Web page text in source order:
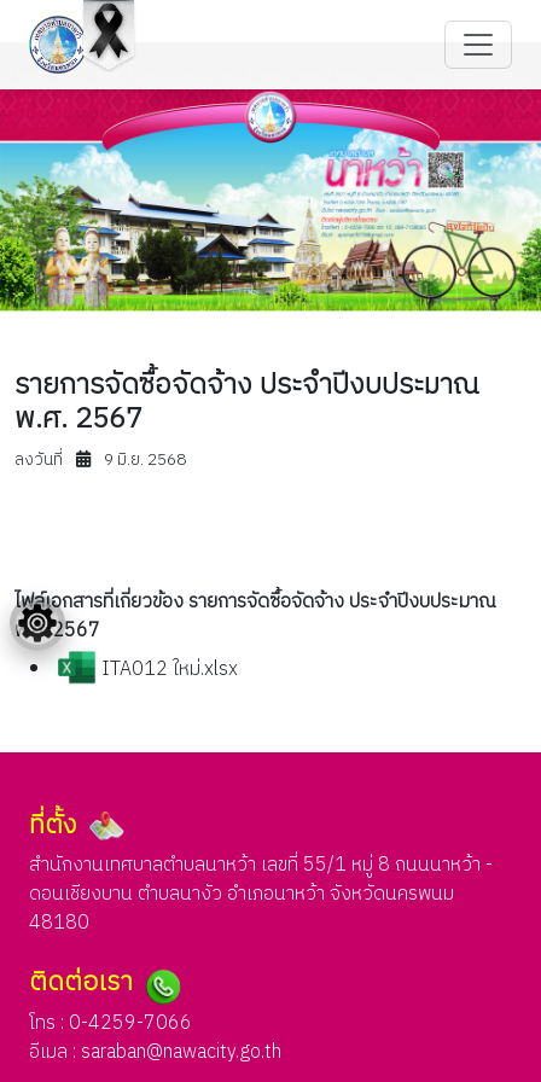
รายการจัดซื้อจัดจ้าง ประจำปีงบประมาณ
พ.ศ. 2567
ลงวันที่ 9 มิ.ย. 2568
ไฟล์เอกสารที่เกี่ยวข้อง รายการจัดซื้อจัดจ้าง ประจำปีงบประมาณ
พ.ศ. 2567
ITA012 ใหม่.xlsx
ที่ตั้ง
สำนักงานเทศบาลตำบลนาหว้า เลขที่ 55/1 หมู่ 8 ถนนนาหว้า -
ดอนเชียงบาน ตำบลนางัว อำเภอนาหว้า จังหวัดนครพนม
48180
ติดต่อเรา
โทร : 0-4259-7066
อีเมล : saraban@nawacity.go.th